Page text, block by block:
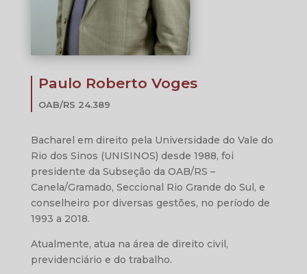
Paulo Roberto Voges
OAB/RS 24.389
Bacharel em direito pela Universidade do Vale do
Rio dos Sinos (UNISINOS) desde 1988, foi
presidente da Subseção da OAB/RS –
Canela/Gramado, Seccional Rio Grande do Sul, e
conselheiro por diversas gestões, no período de
1993 a 2018.
Atualmente, atua na área de direito civil,
previdenciário e do trabalho.